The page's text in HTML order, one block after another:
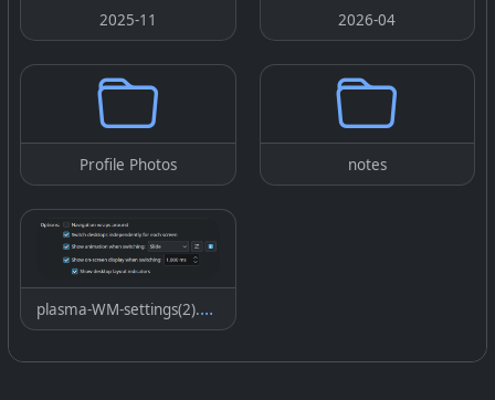
2025-11 2026-04
Profile Photos notes
plasma-WM-settings(2).png